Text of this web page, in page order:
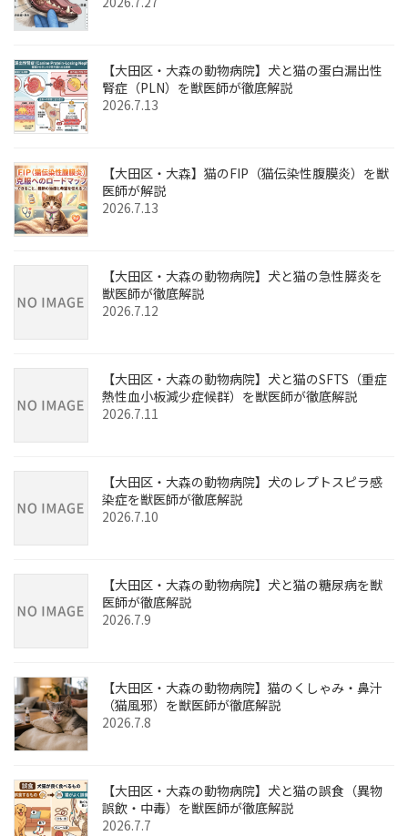
【大田区・大森の動物病院】犬と猫の蛋白漏出性
腎症（PLN）を獣医師が徹底解説
2026.7.13
【大田区・大森】猫のFIP（猫伝染性腹膜炎）を獣
医師が解説
2026.7.13
【大田区・大森の動物病院】犬と猫の急性膵炎を
獣医師が徹底解説
2026.7.12
【大田区・大森の動物病院】犬と猫のSFTS（重症
熱性血小板減少症候群）を獣医師が徹底解説
2026.7.11
【大田区・大森の動物病院】犬のレプトスピラ感
染症を獣医師が徹底解説
2026.7.10
【大田区・大森の動物病院】犬と猫の糖尿病を獣
医師が徹底解説
2026.7.9
【大田区・大森の動物病院】猫のくしゃみ・鼻汁
（猫風邪）を獣医師が徹底解説
2026.7.8
【大田区・大森の動物病院】犬と猫の誤食（異物
誤飲・中毒）を獣医師が徹底解説
2026.7.7